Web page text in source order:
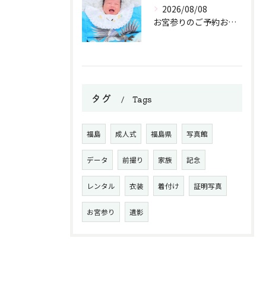
2026/08/08
お宮参りのご予約お待ちしております。
タグ Tags
福島 成人式 福島県 写真館
データ 前撮り 家族 記念
レンタル 衣装 着付け 証明写真
お宮参り 遺影